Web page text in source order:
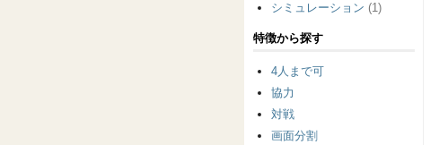
シミュレーション (1)
特徴から探す
4人まで可
協力
対戦
画面分割